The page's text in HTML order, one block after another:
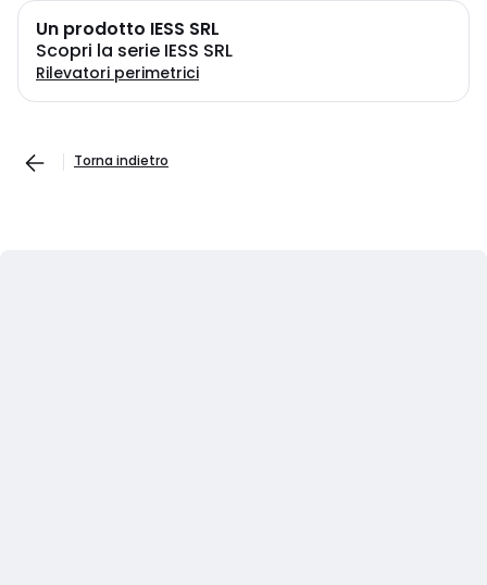
Un prodotto IESS SRL
Scopri la serie IESS SRL
Rilevatori perimetrici
Torna indietro